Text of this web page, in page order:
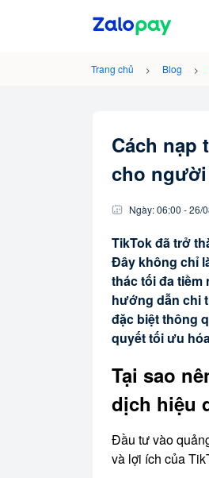
Trang chủ Blog
Cách nạp
cho
Ngày:06:00 -26/
TikTok đã trở
Đây không chỉ
thác tối đa tiềm
hướng dẫn chi
đặc biệt thông
quyết tối ưu
Tại sao
dịch hiệu
Đầu tư vào
và lợi ích của